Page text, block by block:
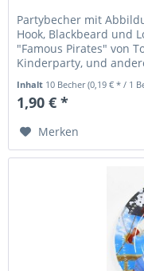
Partybecher mit
Hook, Blackbeard und
"Famous Pirates" von
Kinderparty, und
Inhalt 10 Becher(0,19 € * / 1
1,90 € *
Merken